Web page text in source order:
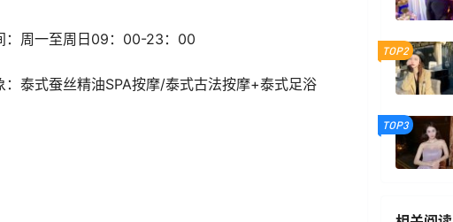
周一至周日09：00-23：00
泰式蚕丝精油SPA按摩/泰式古法按摩+泰式足浴
TOP2
TOP3